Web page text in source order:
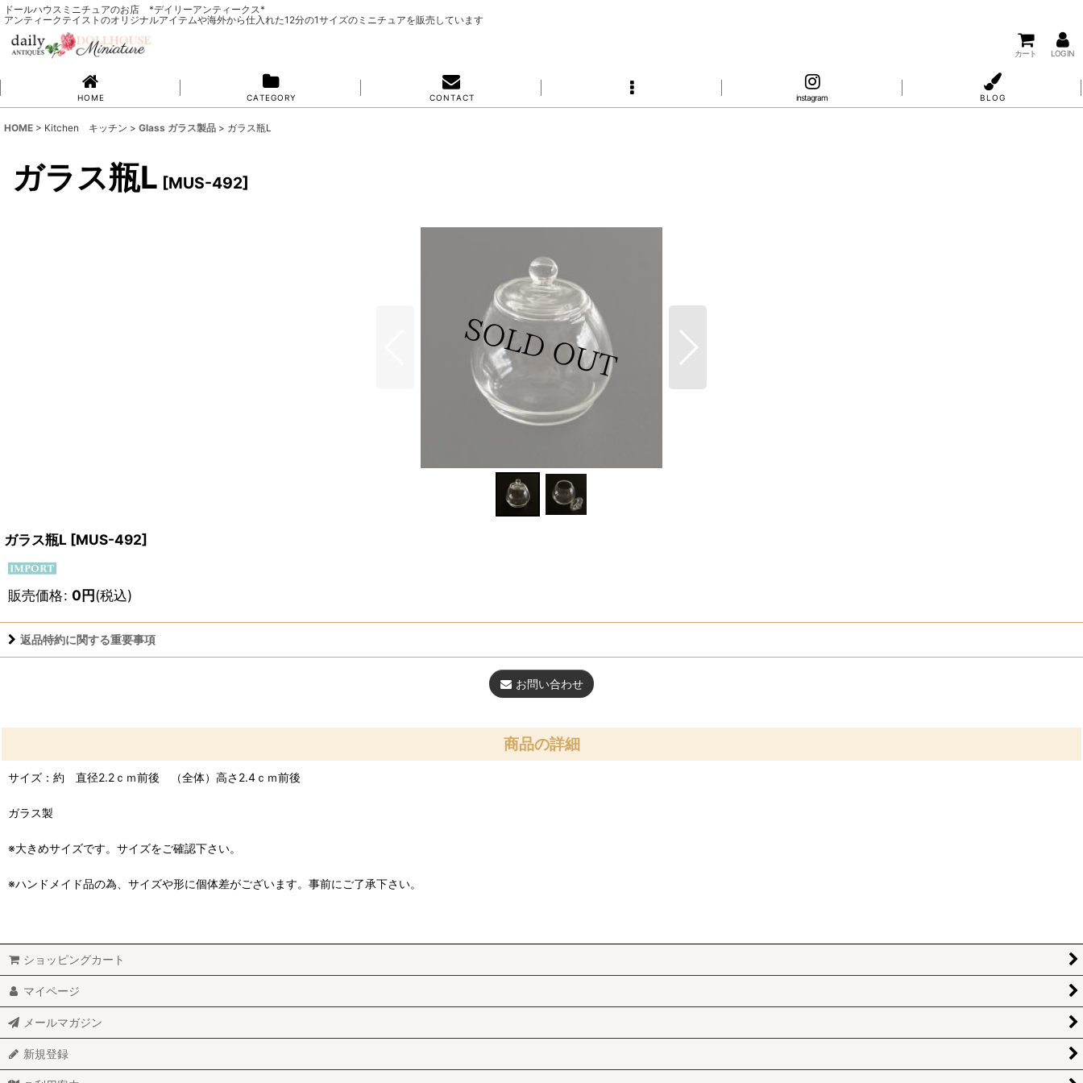
ドールハウスミニチュアのお店 *デイリーアンティークス*
アンティークテイストのオリジナルアイテムや海外から仕入れた12分の1サイズのミニチュアを販売しています
カート LOG IN
H O M E C A T E G O R Y C O N T A C T instagram B L O G
HOME > Kitchen キッチン > Glass ガラス製品 > ガラス瓶L
ガラス瓶L [MUS-492]
ガラス瓶L [MUS-492]
販売価格: 0円(税込)
返品特約に関する重要事項
お問い合わせ
商品の詳細
サイズ：約 直径2.2ｃｍ前後 （全体）高さ2.4ｃｍ前後
ガラス製
※大きめサイズです。サイズをご確認下さい。
※ハンドメイド品の為、サイズや形に個体差がございます。事前にご了承下さい。
ショッピングカート
マイページ
メールマガジン
新規登録